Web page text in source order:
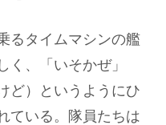
るタイムマシンの艦
く、「いそかぜ」
ど）というようにひ
ている。隊員たちは